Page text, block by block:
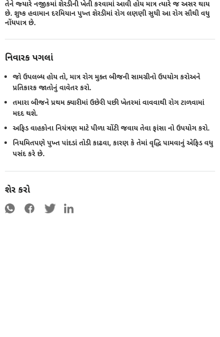
તેને જ્યારે નજીકમાં શેરડીની ખેતી કરવામાં આવી હોય માત્ર ત્યારે જ અસર થાય
છે. શુષ્ક હવામાન દરમિયાન પુખ્ત શેરડીમાં રોગ લણણી સુધી આ રોગ સૌથી વધુ
નોંધપાત્ર છે.
નિવારક પગલાં
જો ઉપલબ્ધ હોય તો, માત્ર રોગ મુક્ત બીજની સામગ્રીનો ઉપયોગ કરોઅને
પ્રતિકારક જાતોનું વાવેતર કરો.
તમારા બીજને પ્રથમ ક્યારીમાં ઉછેરી પછી ખેતરમાં વાવવાથી રોગ ટાળવામાં
મદદ થશે.
અફિડ વાહકોના નિયંત્રણ માટે પીળા ચોંટી જવાય તેવા ફાંસા નો ઉપયોગ કરો.
નિયમિતપણે પુખ્ત પાંદડાં તોડી કાઢવા, કારણ કે તેમાં વૃદ્ધિ પામવાનું એફિડ વધુ
પસંદ કરે છે.
શેર કરો